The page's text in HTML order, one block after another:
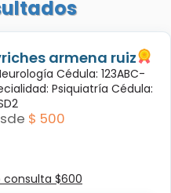
armena ruiz
Cédula: 123ABC-
Psiquiatría Cédula:
$ 500
consulta $600